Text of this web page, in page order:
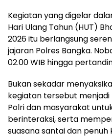
Kegiatan yang digelar
Hari Ulang Tahun (HUT)
2026 itu berlangsung
jajaran Polres Bangka.
02.00 WIB hingga
Bukan sekadar
kegiatan tersebut
Polri dan masyarakat
berinteraksi, serta
suasana santai dan penuh